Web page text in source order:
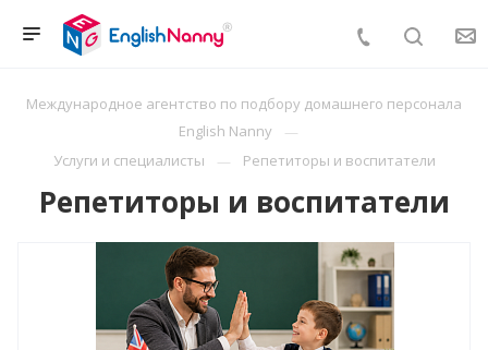
Международное агентство по подбору домашнего персонала
English Nanny
Услуги и специалисты
Репетиторы и воспитатели
Репетиторы и воспитатели